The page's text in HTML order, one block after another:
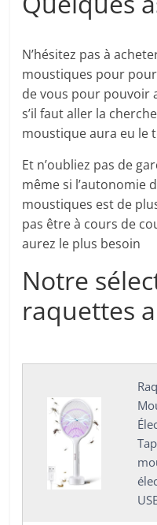
N’hésitez pas à
moustiques pour
de vous pour pouvoir
s’il faut aller la
moustique aura eu le
Et n’oubliez pas de
même si l’autonomie
moustiques est de
pas être à cours de
aurez le plus besoin
Notre
raquettes